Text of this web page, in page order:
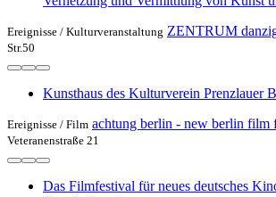
Ereignisse / Kulturveranstaltung ZENTRUM
Str.50
Kunsthaus des Kulturverein Prenzlauer
Ereignisse / Film achtung berlin - new berlin film
Veteranenstraße 21
Das Filmfestival für neues deutsches